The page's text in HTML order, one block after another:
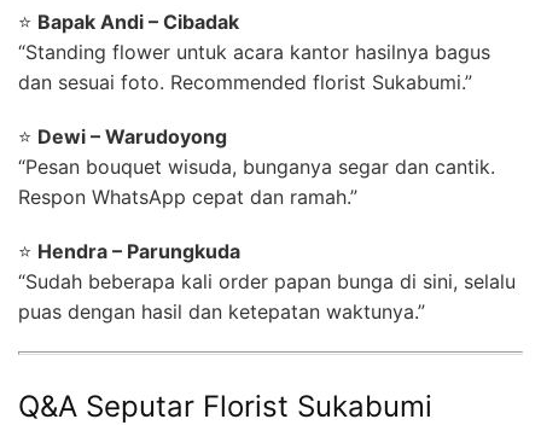
⭐ Bapak Andi – Cibadak
“Standing flower untuk acara kantor hasilnya bagus
dan sesuai foto. Recommended florist Sukabumi.”
⭐ Dewi – Warudoyong
“Pesan bouquet wisuda, bunganya segar dan cantik.
Respon WhatsApp cepat dan ramah.”
⭐ Hendra – Parungkuda
“Sudah beberapa kali order papan bunga di sini, selalu
puas dengan hasil dan ketepatan waktunya.”
Q&A Seputar Florist Sukabumi